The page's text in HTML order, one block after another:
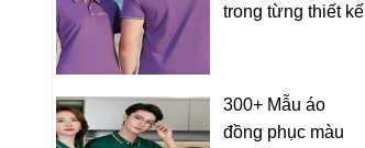
trong từng thiết kế
300+ Mẫu áo
đồng phục màu